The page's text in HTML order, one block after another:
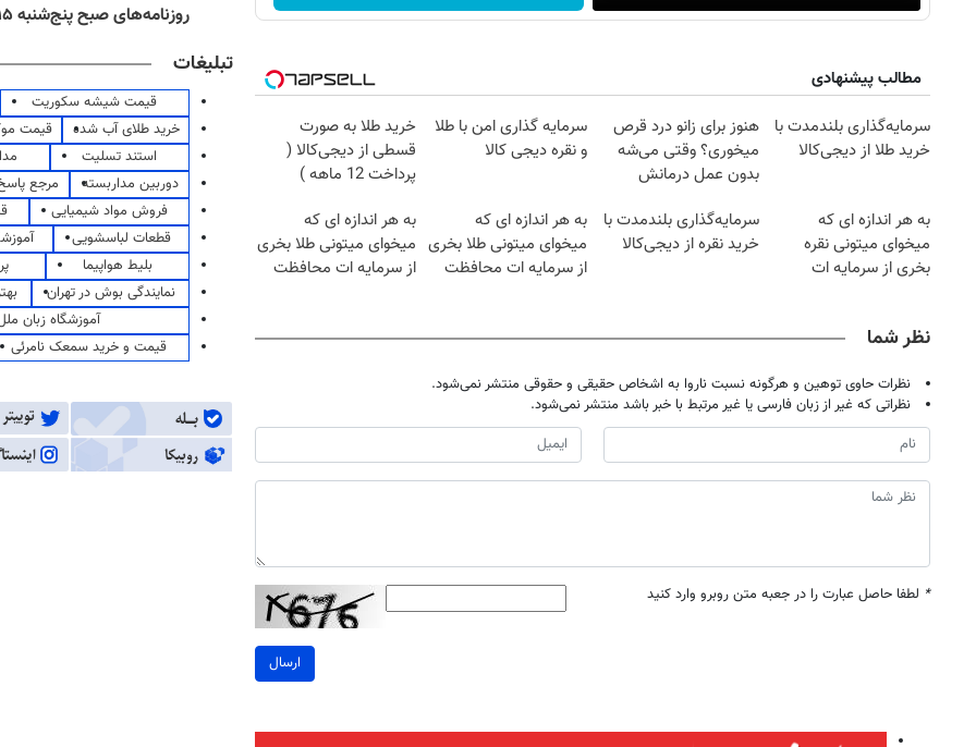
مطالب پیشنهادی
سرمایه‌گذاری بلندمدت با
خرید طلا از دیجی‌کالا
هنوز برای زانو درد قرص
میخوری؟ وقتی می‌شه
بدون عمل درمانش
سرمایه گذاری امن با طلا
و نقره دیجی کالا
خرید طلا به صورت
قسطی از دیجی‌کالا (
پرداخت 12 ماهه )
به هر اندازه ای که
میخوای میتونی نقره
بخری از سرمایه ات
سرمایه‌گذاری بلندمدت با
خرید نقره از دیجی‌کالا
به هر اندازه ای که
میخوای میتونی طلا بخری
از سرمایه ات محافظت
به هر اندازه ای که
میخوای میتونی طلا بخری
از سرمایه ات محافظت
نظر شما
نظرات حاوی توهین و هرگونه نسبت ناروا به اشخاص حقیقی و حقوقی منتشر نمی‌شود.
نظراتی که غیر از زبان فارسی یا غیر مرتبط با خبر باشد منتشر نمی‌شود.
* لطفا حاصل عبارت را در جعبه متن روبرو وارد کنید
ارسال
روزنامه‌های ورزشی پنج‌شنبه ۱۵ مرداد ۱۴۰۵ روزنامه‌های اقتصادی پنج‌شنبه ۱۵ مرداد ۱۴۰۵ روزنامه‌های صبح پنج‌شنبه ۱۵ مرداد ۱۴۰۵
تبلیغات
قیمت شیشه سکوریت
خرید طلای آب شده
قیمت
استند تسلیت
دوربین مداربسته
مرجع
فروش مواد شیمیایی
قطعات لباسشویی
بلیط هواپیما
نمایندگی بوش در تهران
آموزشگاه زبان
قیمت و خرید سمعک نامرئی